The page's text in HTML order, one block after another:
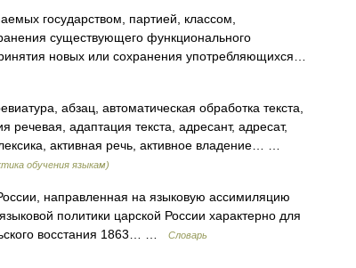
государством, партией, классом,
существующего функционального
новых или сохранения употребляющихся…
абзац, автоматическая обработка текста,
речевая, адаптация текста, адресант, адресат,
активная речь, активное владение… …
обучения языкам)
направленная на языковую ассимиляцию
политики царской России характерно для
восстания 1863… …
Словарь